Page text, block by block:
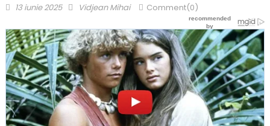
Posted
13 iunie 2025 Author
Vidjean Mihai Comment(0)